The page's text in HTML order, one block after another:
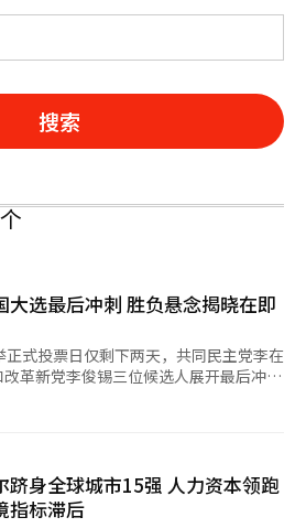
搜索
个
大选最后冲刺 胜负悬念揭晓在即
式投票日仅剩下两天，共同民主党李在
革新党李俊锡三位候选人展开最后冲
判内乱”的口号，意在防止因支持率占上
时也聚焦经济民生议题，释放“不用税
”等信号。 从去年12月起，
跻身全球城市15强 人力资本领跑
指标滞后